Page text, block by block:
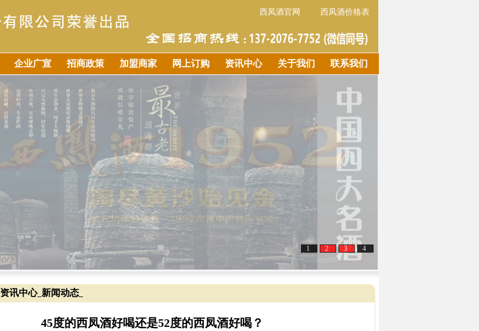
西凤酒官网 西凤酒价格表
企业广宣 招商政策 加盟商家 网上订购 资讯中心 关于我们 联系我们
1 2 3 4
资讯中心_ 新闻动态
45度的西凤酒好喝还是52度的西凤酒好喝？